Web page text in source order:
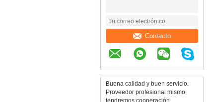
Contacto
Buena calidad y buen servicio.
Proveedor profesional mismo,
tendremos cooperación